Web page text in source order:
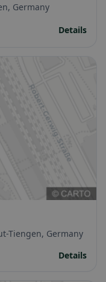
Germany
Details
Tiengen, Germany
Details